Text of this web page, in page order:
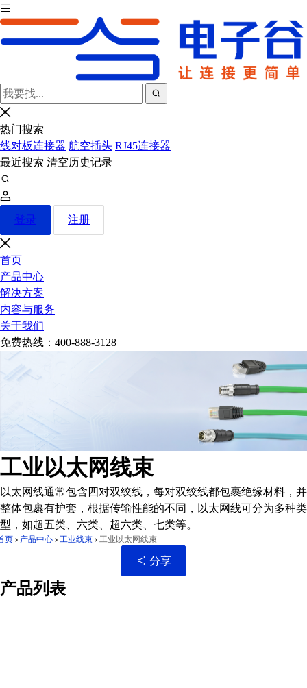
热门搜索
线对板连接器 航空插头 RJ45连接器
最近搜索 清空历史记录
登录 注册
首页
产品中心
解决方案
内容与服务
关于我们
免费热线： 400-888-3128
工业以太网线束
以太网线通常包含四对双绞线，每对双绞线都包裹绝缘材料，并
整体包裹有护套，根据传输性能的不同，以太网线可分为多种类
型，如超五类、六类、超六类、七类等。
页 产品中心 工业线束 工业以太网线束
分享
产品列表